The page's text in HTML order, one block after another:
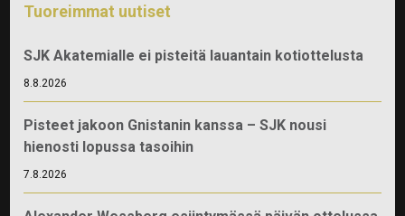
Tuoreimmat uutiset
SJK Akatemialle ei pisteitä lauantain kotiottelusta
8.8.2026
Pisteet jakoon Gnistanin kanssa – SJK nousi
hienosti lopussa tasoihin
7.8.2026